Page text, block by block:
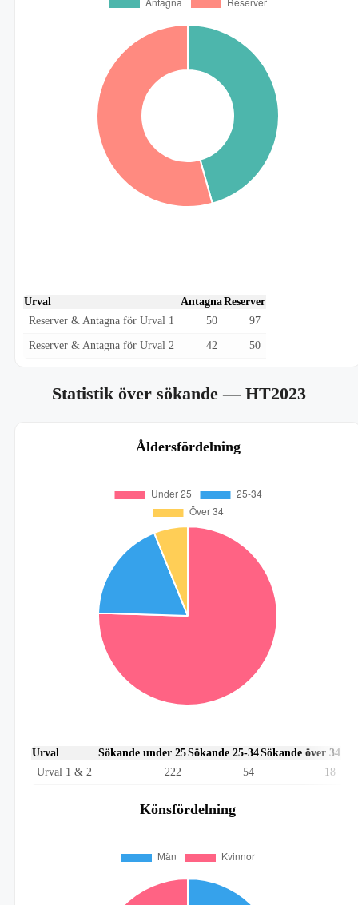
Urval AntagnaReserver
Reserver & Antagna för Urval 1
50 97
Reserver & Antagna för Urval 2 42 50
Statistik över sökande— HT2023
Åldersfördelning
Urval Sökande under 25Sökande 25-34Sökande över 34
Urval 1 & 2
222 54 18
Könsfördelning